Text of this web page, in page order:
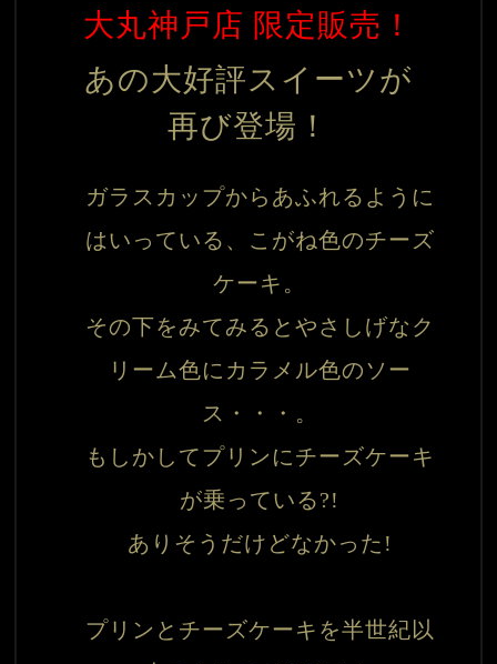
大丸神戸店 限定販売！
あの大好評スイーツが
再び登場！
ガラスカップからあふれるように
はいっている、こがね色のチーズ
ケーキ。
その下をみてみるとやさしげなク
リーム色にカラメル色のソー
ス・・・。
もしかしてプリンにチーズケーキ
が乗っている?!
ありそうだけどなかった!
プリンとチーズケーキを半世紀以